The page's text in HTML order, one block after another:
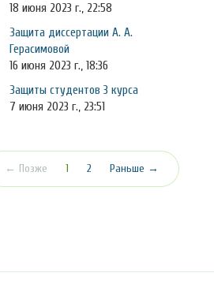
18 июня 2023 г., 22:58
Защита диссертации А. А.
Герасимовой
16 июня 2023 г., 18:36
Защиты студентов 3 курса
7 июня 2023 г., 23:51
← Позже 1(текущая)
2 Раньше →